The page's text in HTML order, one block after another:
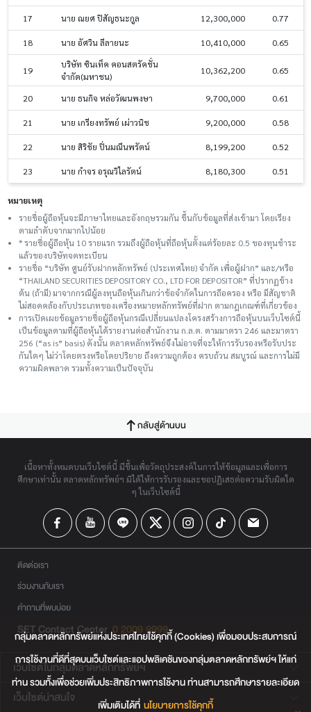
17 นาย ณยศ ปิสัญธนะกูล 12,300,000 0.77
18 นาย อัศวิน ลีลายนะ 10,410,000 0.65
19
บริษัท ซินเท็ค คอนสตรัคชั่น
จำกัด(มหาชน)
10,362,200 0.65
20 นาย ธนกิจ หล่อวัฒนพงษา 9,700,000 0.61
21 นาย เกรียงทรัพย์ เผ่าวนิช 9,200,000 0.58
22 นาย สิริชัย ปิ่นมณีนพรัตน์ 8,199,200 0.52
23 นาย กำจร อรุณวิไลรัตน์ 8,180,300 0.51
หมายเหตุ
รายชื่อผู้ถือหุ้นจะมีภาษาไทยและอังกฤษรวมกัน ขึ้นกับข้อมูลที่ส่งเข้ามา โดยเรียง
ตามลำดับจากมากไปน้อย
* รายชื่อผู้ถือหุ้น 10 รายแรก รวมถึงผู้ถือหุ้นที่ถือหุ้นตั้งแต่ร้อยละ 0.5 ของทุนชําระ
แล้วของบริษัทจดทะเบียน
รายชื่อ “บริษัท ศูนย์รับฝากหลักทรัพย์ (ประเทศไทย) จำกัด เพื่อผู้ฝาก” และ/หรือ
“THAILAND SECURITIES DEPOSITORY CO., LTD FOR DEPOSITOR” ที่ปรากฏข้าง
ต้น (ถ้ามี) มาจากกรณีผู้ลงทุนถือหุ้นเกินกว่าข้อจำกัดในการถือครอง หรือ มีสัญชาติ
ไม่สอดคล้องกับประเภทของเครื่องหมายหลักทรัพย์ที่ฝาก ตามกฎเกณฑ์ที่เกี่ยวข้อง
การเปิดเผยข้อมูลรายชื่อผู้ถือหุ้นกรณีเปลี่ยนแปลงโครงสร้างการถือหุ้นบนเว็บไซต์นี้
เป็นข้อมูลตามที่ผู้ถือหุ้นได้รายงานต่อสำนักงาน ก.ล.ต. ตามมาตรา 246 และมาตรา
256 (“as is” basis) ดังนั้น ตลาดหลักทรัพย์จึงไม่อาจที่จะให้การรับรองหรือรับประ
กันใดๆ ไม่ว่าโดยตรงหรือโดยปริยาย ถึงความถูกต้อง ครบถ้วน สมบูรณ์ และการไม่มี
ความผิดพลาด รวมทั้งความเป็นปัจจุบัน
กลับสู่ด้านบน
เนื้อหาทั้งหมดบนเว็บไซต์นี้ มีขึ้นเพื่อวัตถุประสงค์ในการให้ข้อมูลและเพื่อการ
ศึกษาเท่านั้น ตลาดหลักทรัพย์ฯ มิได้ให้การรับรองและขอปฏิเสธต่อความรับผิดใด
ๆ ในเว็บไซต์นี้
ติดต่อเรา
ร่วมงานกับเรา
คำถามที่พบบ่อย
SET Contact Center 0 2009 9999
เว็บไซต์ในกลุ่มตลาดหลักทรัพย์ฯ
เว็บไซต์น่าสนใจ
กลุ่มตลาดหลักทรัพย์แห่งประเทศไทยใช้คุกกี้ (Cookies) เพื่อมอบประสบการณ์
การใช้งานที่ดีที่สุดบนเว็บไซต์และแอปพลิเคชันของกลุ่มตลาดหลักทรัพย์ฯ ให้แก่
ท่าน รวมทั้งเพื่อช่วยเพิ่มประสิทธิภาพการใช้งาน ท่านสามารถศึกษารายละเอียด
เพิ่มเติมได้ที่ นโยบายการใช้คุกกี้